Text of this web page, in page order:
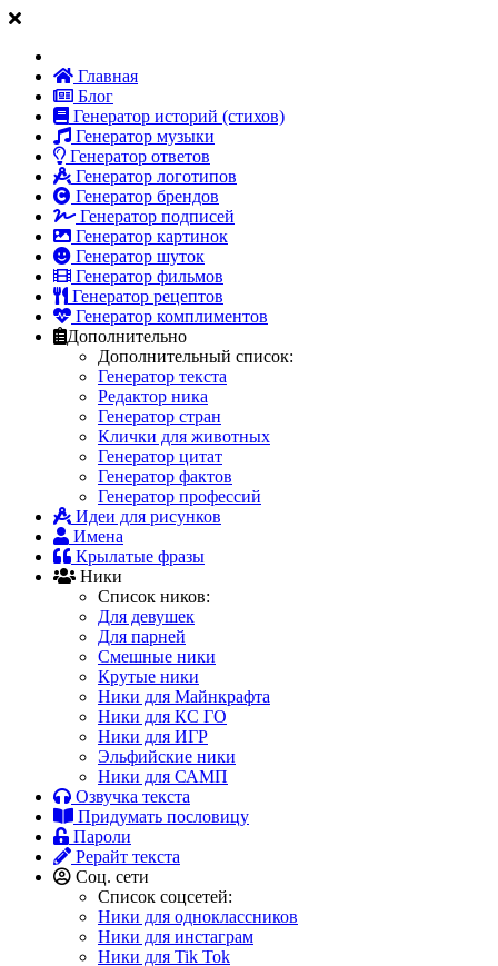
Главная
Блог
Генератор историй (стихов)
Генератор музыки
Генератор ответов
Генератор логотипов
Генератор брендов
Генератор подписей
Генератор картинок
Генератор шуток
Генератор фильмов
Генератор рецептов
Генератор комплиментов
Дополнительно
Дополнительный список:
Генератор текста
Редактор ника
Генератор стран
Клички для животных
Генератор цитат
Генератор фактов
Генератор профессий
Идеи для рисунков
Имена
Крылатые фразы
Ники
Список ников:
Для девушек
Для парней
Смешные ники
Крутые ники
Ники для Майнкрафта
Ники для КС ГО
Ники для ИГР
Эльфийские ники
Ники для САМП
Озвучка текста
Придумать пословицу
Пароли
Рерайт текста
Соц. сети
Список соцсетей:
Ники для одноклассников
Ники для инстаграм
Ники для Tik Tok